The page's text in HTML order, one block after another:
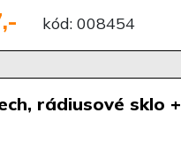
kód: 008454
rádiusové sklo +